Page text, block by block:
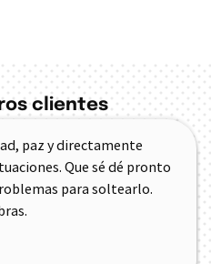
clientes
paz y directamente
Que sé dé pronto
para soltearlo.